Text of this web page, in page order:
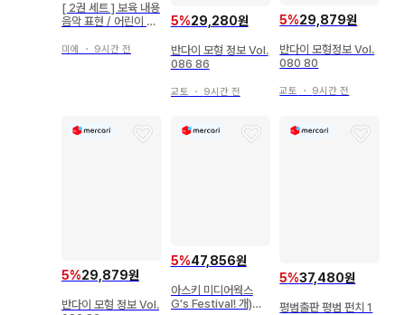
[ 2권 세트 ] 보육 내용
음악 표현 / 어린이 가
사 교과서
미에 ・ 9시간 전
5%29,280원
반다이 모형 정보 Vol.
086 86
교토 ・ 9시간 전
5%29,879원
반다이 모형정보 Vol.
080 80
교토 ・ 9시간 전
5%29,879원
반다이 모형 정보 Vol.
5%47,856원
아스키 미디어웍스
G's Festival! 개)전
5%37,480원
평범출판 평범 펀치 1